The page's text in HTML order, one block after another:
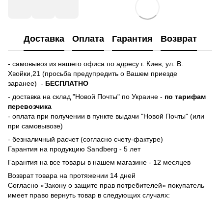
Доставка Оплата Гарантия Возврат
- самовывоз из нашего офиса по адресу г. Киев, ул. В.
Хвойки,21 (просьба предупредить о Вашем приезде
заранее) - БЕСПЛАТНО
- доставка на склад "Новой Почты" по Украине - по тарифам
перевозчика
- оплата при получении в пункте выдачи "Новой Почты" (или
при самовывозе)
- безналичный расчет (согласно счету-фактуре)
Гарантия на продукцию Sandberg - 5 лет
Гарантия на все товары в нашем магазине - 12 месяцев
Возврат товара на протяжении 14 дней
Согласно «Закону о защите прав потребителей» покупатель
имеет право вернуть товар в следующих случаях: